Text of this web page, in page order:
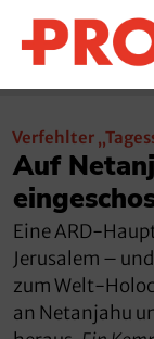
Verfehlter
Auf
Eine ARD-
Jerusalem –
zum Welt-
an Netanjahu